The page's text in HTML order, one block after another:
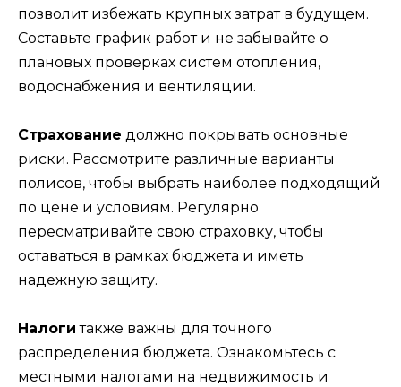
позволит избежать крупных затрат в будущем.
Составьте график работ и не забывайте о
плановых проверках систем отопления,
водоснабжения и вентиляции.
Страхование должно покрывать основные
риски. Рассмотрите различные варианты
полисов, чтобы выбрать наиболее подходящий
по цене и условиям. Регулярно
пересматривайте свою страховку, чтобы
оставаться в рамках бюджета и иметь
надежную защиту.
Налоги также важны для точного
распределения бюджета. Ознакомьтесь с
местными налогами на недвижимость и